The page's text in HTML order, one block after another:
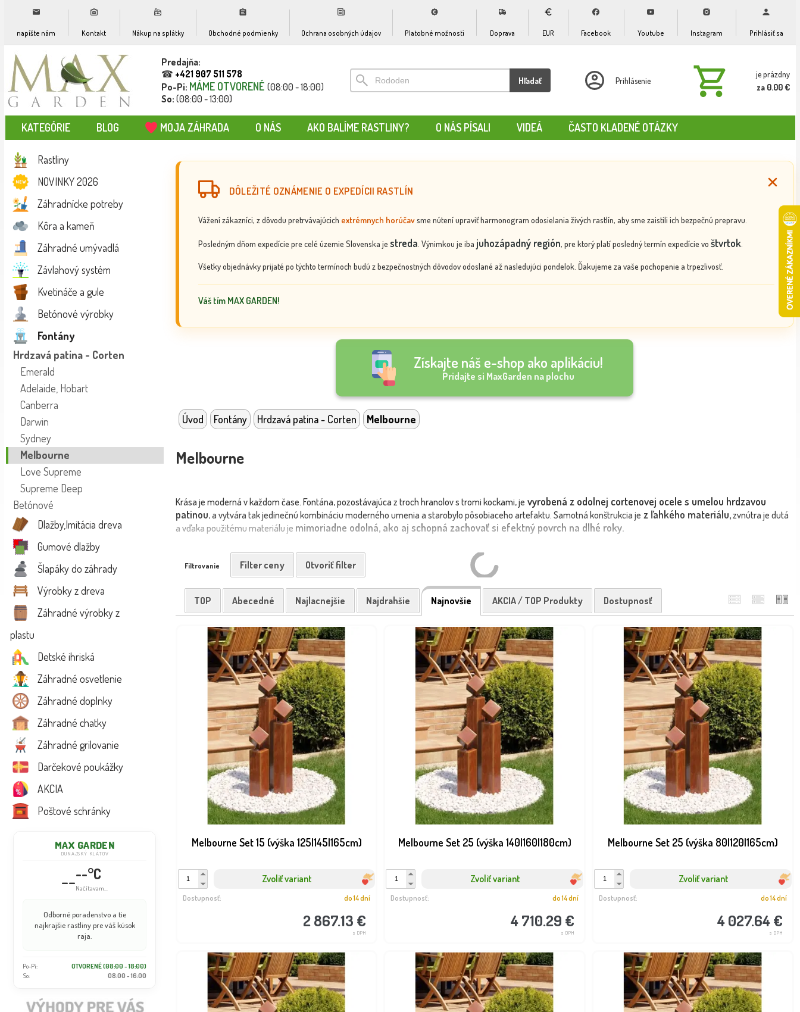
napíšte nám Kontakt Nákup na splátky Obchodné podmienky Ochrana osobných údajov Platobné možnosti Doprava EUR Facebook Youtube Instagram Prihlásiť sa
Predajňa:
☎ +421 907 511 578
Po-Pi: MÁME OTVORENÉ (08:00 - 18:00)
So: (08:00 - 13:00)
Hľadať Prihlásenie
je prázdny
za 0.00 €
KATEGÓRIE BLOG MOJA ZÁHRADA O NÁS AKO BALÍME RASTLINY? O NÁS PÍSALI VIDEÁ ČASTO KLADENÉ OTÁZKY
Rastliny
NOVINKY 2026
Záhradnícke potreby
Kôra a kameň
Záhradné umývadlá
Závlahový systém
Kvetináče a gule
Betónové výrobky
Fontány
Hrdzavá patina - Corten
Emerald
Adelaide, Hobart
Canberra
Darwin
Sydney
Melbourne
Love Supreme
Supreme Deep
Betónové
Dlažby,Imitácia dreva
Gumové dlažby
Šlapáky do záhrady
Výrobky z dreva
Záhradné výrobky z
plastu
Detské ihriská
Záhradné osvetlenie
Záhradné doplnky
Záhradné chatky
Záhradné grilovanie
Darčekové poukážky
AKCIA
Poštové schránky
MAX GARDEN
DUNAJSKÝ KLÁTOV
----°C
Načítavam...
Odborné poradenstvo a tie
najkrajšie rastliny pre váš kúsok
raja.
Po-Pi:
OTVORENÉ (08:00 - 18:00)
So:
08:00 - 16:00
DÔLEŽITÉ OZNÁMENIE O EXPEDÍCII RASTLÍN
Vážení zákazníci, z dôvodu pretrvávajúcich extrémnych horúčavsme nútení upraviť harmonogram odosielania živých rastlín, aby sme zaistili ich bezpečnú prepravu.
Posledným dňom expedície pre celé územie Slovenska je streda . Výnimkou je iba juhozápadný región, pre ktorý platí posledný termín expedície vo štvrtok.
Všetky objednávky prijaté po týchto termínoch budú z bezpečnostných dôvodov odoslané až nasledujúci pondelok. Ďakujeme za vaše pochopenie a trpezlivosť.
Váš tím MAX GARDEN!
Získajte náš e-shop ako aplikáciu!
Pridajte si MaxGarden na plochu
Úvod Fontány Hrdzavá patina - Corten Melbourne
Melbourne
Krása je moderná v každom čase. Fontána, pozostávajúca z troch hranolov s tromi kockami, je vyrobená z odolnej cortenovej ocele s umelou hrdzavou
patinou, a vytvára tak jedinečnú kombináciu moderného umenia a starobylo pôsobiaceho artefaktu. Samotná konštrukcia je z ľahkého materiálu,zvnútra je dutá
a vďaka použitému materiálu je mimoriadne odolná, ako aj schopná zachovať si efektný povrch na dlhé roky.
Filtrovanie Filter ceny Otvoriť filter
TOP Abecedné Najlacnejšie Najdrahšie Najnovšie AKCIA / TOP Produkty Dostupnosť
Melbourne Set 15 (výška 125|145|165cm)
Zvoliť variant
2 867.13 €
s DPH
Dostupnosť: do 14 dní
Melbourne Set 25 (výška 140|160|180cm)
Zvoliť variant
4 710.29 €
s DPH
Dostupnosť: do 14 dní
Melbourne Set 25 (výška 80|120|165cm)
Zvoliť variant
4 027.64 €
s DPH
Dostupnosť: do 14 dní